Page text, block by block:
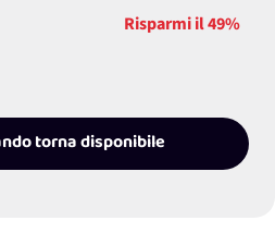
Risparmi il49%
torna disponibile